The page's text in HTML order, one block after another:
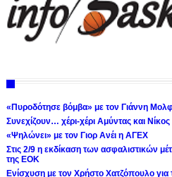
«Πυροδότησε βόμβα» με τον Γιάννη
Συνεχίζουν… χέρι-χέρι Αμύντας και Νίκος
«Ψηλώνει» με τον Γιορ Ανέι η ΑΓΕΧ
Στις 2/9 η εκδίκαση των ασφαλιστικών
της ΕΟΚ
Ενίσχυση με τον Χρήστο Χατζόπουλο